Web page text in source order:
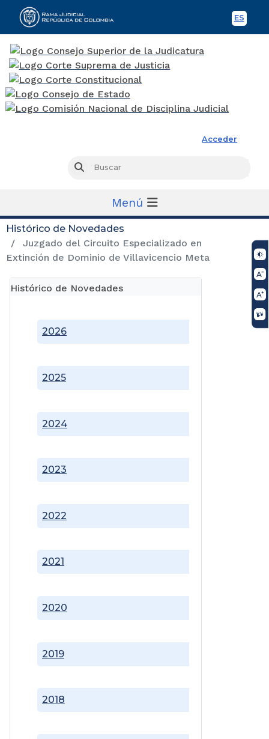
ES
Acceder
Buscar
Menú
Histórico de Novedades
Juzgado del Circuito Especializado en
Extinción de Dominio de Villavicencio Meta
Histórico de Novedades
2018
2019
2020
2021
2022
2023
2024
2025
2026